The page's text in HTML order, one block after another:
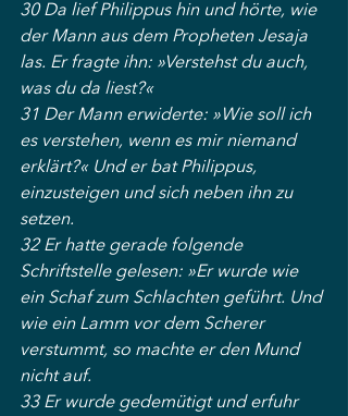
30 Da lief Philippus hin und hörte, wie
der Mann aus dem Propheten Jesaja
las. Er fragte ihn: »Verstehst du auch,
was du da liest?«
31 Der Mann erwiderte: »Wie soll ich
es verstehen, wenn es mir niemand
erklärt?« Und er bat Philippus,
einzusteigen und sich neben ihn zu
setzen.
32 Er hatte gerade folgende
Schriftstelle gelesen: »Er wurde wie
ein Schaf zum Schlachten geführt. Und
wie ein Lamm vor dem Scherer
verstummt, so machte er den Mund
nicht auf.
33 Er wurde gedemütigt und erfuhr